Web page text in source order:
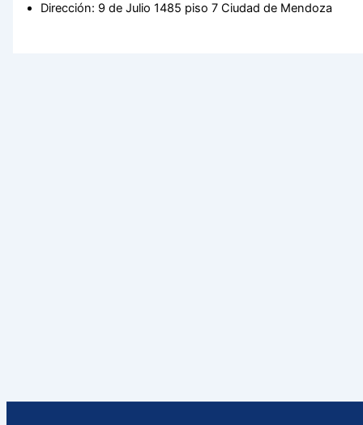
Dirección: 9 de Julio 1485 piso 7 Ciudad de Mendoza